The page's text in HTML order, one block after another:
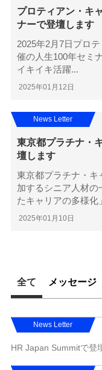
プロティアン・キ
ナーで登壇します
2025年2月7日プロ
催の人生100年セミ
イキイキ活躍...
2025年01月12日
東京都プラチナ・
壇します
東京都プラチナ・キ
加するシニア人材の
たキャリアの多様化
2025年01月10日
News Letter
全て メッセージ
News Letter
HR Japan Summitで登